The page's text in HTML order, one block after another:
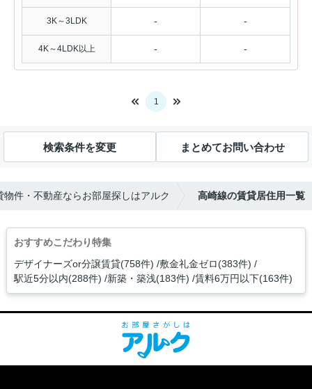
3K～3LDK - -
4K～4LDK以上 - -
1
検索条件を変更 まとめてお問い合わせ
件・不動産ならお部屋探しはアルク 高崎線の賃貸居住用一覧
おすすめこだわり特集
デザイナーズor分譲賃貸(758件) 敷金礼金ゼロ(383件)
駅近5分以内(288件) 新築・築浅(183件) 賃料6万円以下(163件)